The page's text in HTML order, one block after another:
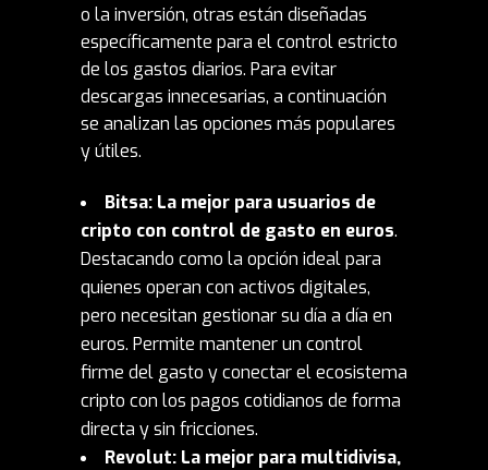
o la inversión, otras están diseñadas
específicamente para el control estricto
de los gastos diarios. Para evitar
descargas innecesarias, a continuación
se analizan las opciones más populares
y útiles.
Bitsa: La mejor para usuarios de
cripto con control de gasto en euros.
Destacando como la opción ideal para
quienes operan con activos digitales,
pero necesitan gestionar su día a día en
euros. Permite mantener un control
firme del gasto y conectar el ecosistema
cripto con los pagos cotidianos de forma
directa y sin fricciones.
Revolut: La mejor para multidivisa,